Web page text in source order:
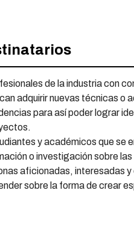
de la industria con
adquirir nuevas técnicas o
para así poder lograr
y académicos que se
o investigación sobre
aficionadas, interesadas y
sobre la forma de crear